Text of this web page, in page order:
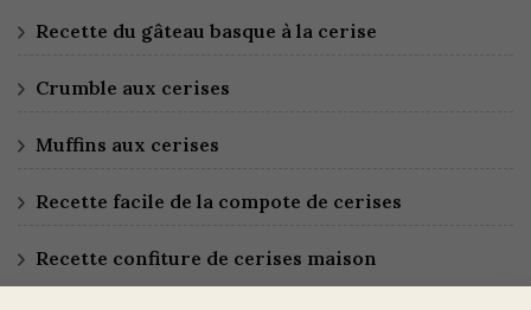
Recette du gâteau basque à la cerise
Crumble aux cerises
Muffins aux cerises
Recette facile de la compote de cerises
Recette confiture de cerises maison